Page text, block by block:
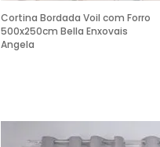
Cortina Bordada Voil com Forro
500x250cm Bella Enxovais
Angela